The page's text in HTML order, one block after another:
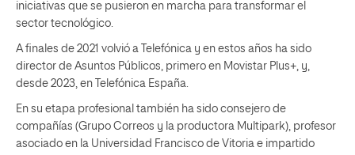
iniciativas que se pusieron en marcha para transformar el
sector tecnológico.
A finales de 2021 volvió a Telefónica y en estos años ha sido
director de Asuntos Públicos, primero en Movistar Plus+, y,
desde 2023, en Telefónica España.
En su etapa profesional también ha sido consejero de
compañías (Grupo Correos y la productora Multipark), profesor
asociado en la Universidad Francisco de Vitoria e impartido